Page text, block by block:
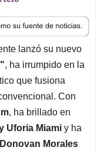
lanzó su nuevo
, ha irrumpido en la
que fusiona
Con
, ha brillado en
Uforia Miami y ha
Morales